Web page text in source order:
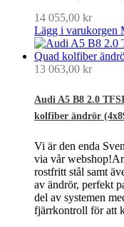
14 055,00 kr
Lägg i varukorgen
13 063,00 kr
Audi A5 B8 2.0
kolfiber ändrör
Vi är den enda
via vår
rostfritt stål samt
av ändrör, perfekt
del av systemen
fjärrkontroll för att